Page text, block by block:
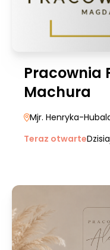
Pracownia
Machura
Mjr. Henryka-
Teraz otwarte